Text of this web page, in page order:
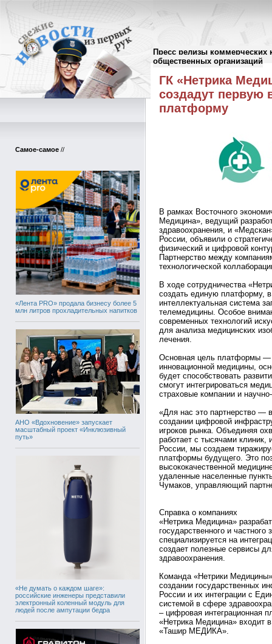
Пресс релизы коммерческих
общественных организаций
Самое-самое //
«Лента PRO» продала бизнесу более 5
млн литров прохладительных напитков
АНО «Вдохновение» запускает
масштабный проект «Инклюзивный
путь»
«Не думать о каждом шаге»:
российские инженеры представили
электронный коленный модуль для
людей после ампутации бедра
Пресс-релизы//
ГК «Нетрика
создадут первую
платформу
В рамках Восточного
Медицина», ведущий
здравоохранения, и
России, объявили о
физический и цифровой
Партнерство между
технологической
В ходе сотрудничества
создать единую платформу,
интеллектуальная система
телемедицины. Особое
современных технологий
для анализа медицинских
лечения.
Основная цель платформы —
инновационной медицины,
будет способствовать
смогут интегрироваться
страховые компании и
«Для нас это партнерство —
создании цифровой
игроков рынка. Объединяя
работает с тысячами клиник,
России, мы создаем
платформы будущего. Это
высококачественной
удаленные населенные
Чумаков, управляющий
Справка о компаниях
«Нетрика Медицина»
государственного и
специализируется на
создает полезные сервисы
здравоохранения.
Команда «Нетрики
создании государственных
России и их интеграции с
системой в сфере
– цифровая интеграционная
«Нетрика Медицина» входит
«Ташир МЕДИКА».